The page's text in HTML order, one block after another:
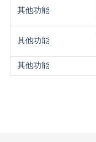
其他功能
其他功能
其他功能